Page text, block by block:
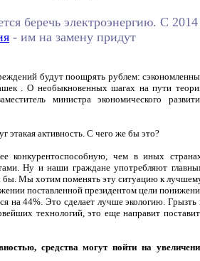
беречь электроэнергию. С 2014
- им на замену придут
будут поощрять рублем:
. О необыкновенных шагах на пути
министра экономического
этакая активность. С чего же бы это?
конкурентоспособную, чем в иных
Ну и наши граждане употребляют
бы. Мы хотим поменять эту ситуацию к
поставленной президентом цели
на 44%. Это сделает лучше экологию. Грызть
технологий, это еще направит
средства могут пойти на